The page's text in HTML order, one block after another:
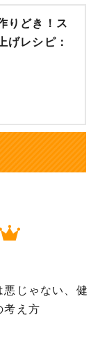
りどき！ス
げレシピ：
じゃない、健
考え方